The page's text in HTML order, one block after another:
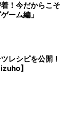
！今だからこそ
ーム編」
レシピを公開！
】